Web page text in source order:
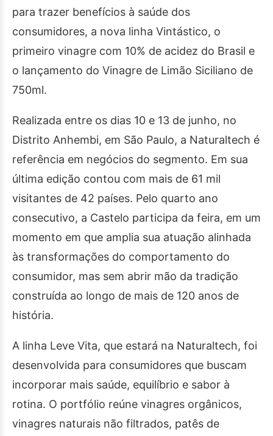
para trazer benefícios à saúde dos
consumidores, a nova linha Vintástico, o
primeiro vinagre com 10% de acidez do Brasil e
o lançamento do Vinagre de Limão Siciliano de
750ml.
Realizada entre os dias 10 e 13 de junho, no
Distrito Anhembi, em São Paulo, a Naturaltech é
referência em negócios do segmento. Em sua
última edição contou com mais de 61 mil
visitantes de 42 países. Pelo quarto ano
consecutivo, a Castelo participa da feira, em um
momento em que amplia sua atuação alinhada
às transformações do comportamento do
consumidor, mas sem abrir mão da tradição
construída ao longo de mais de 120 anos de
história.
A linha Leve Vita, que estará na Naturaltech, foi
desenvolvida para consumidores que buscam
incorporar mais saúde, equilíbrio e sabor à
rotina. O portfólio reúne vinagres orgânicos,
vinagres naturais não filtrados, patês de